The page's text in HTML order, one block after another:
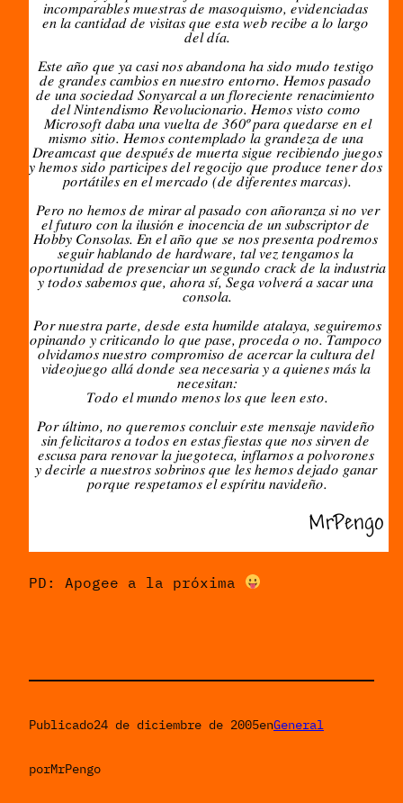
PD: Apogee a la próxima
Publicado24 de diciembre de 2005enGeneral
porMrPengo